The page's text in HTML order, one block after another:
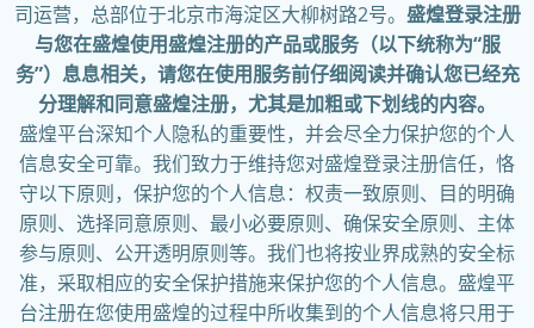
司运营，总部位于北京市海淀区大柳树路2号。 盛煌登录注册
与您在盛煌使用盛煌注册的产品或服务（以下统称为“服
务”）息息相关，请您在使用服务前仔细阅读并确认您已经充
分理解和同意盛煌注册，尤其是加粗或下划线的内容。
盛煌平台深知个人隐私的重要性，并会尽全力保护您的个人
信息安全可靠。我们致力于维持您对盛煌登录注册信任，恪
守以下原则，保护您的个人信息：权责一致原则、目的明确
原则、选择同意原则、最小必要原则、确保安全原则、主体
参与原则、公开透明原则等。我们也将按业界成熟的安全标
准，采取相应的安全保护措施来保护您的个人信息。盛煌平
台注册在您使用盛煌的过程中所收集到的个人信息将只用于